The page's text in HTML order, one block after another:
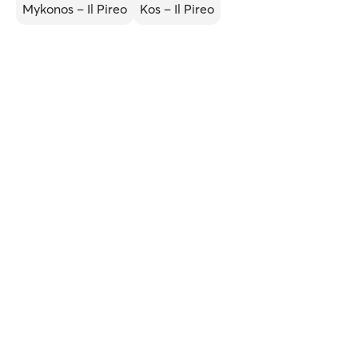
Mykonos – Il Pireo
Kos – Il Pireo